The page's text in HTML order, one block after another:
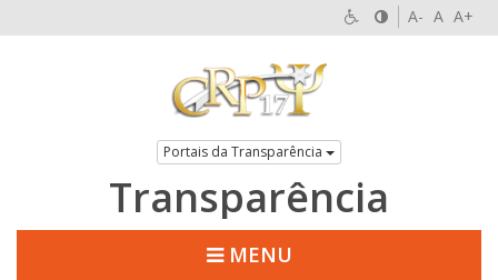
A- A A+
Portais da Transparência
Transparência
MENU